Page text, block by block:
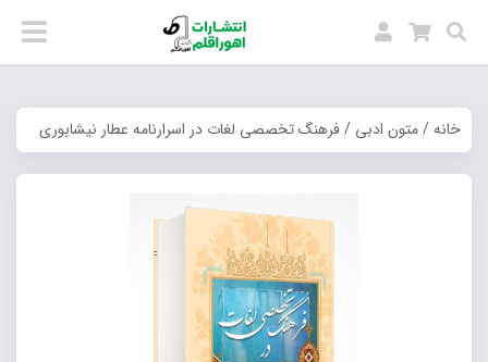
خانه/متون ادبی / فرهنگ تخصصی لغات در اسرارنامه عطار نیشابوری